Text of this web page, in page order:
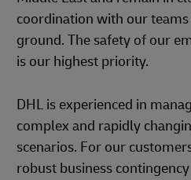
coordination with our
ground. The safety of our
is our highest priority.
DHL is experienced in
complex and rapidly
scenarios. For our
robust business